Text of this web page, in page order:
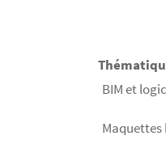
BIM et